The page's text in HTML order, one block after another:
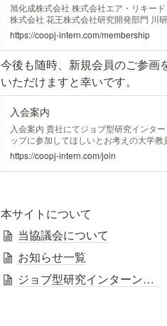
旭化成株式会社 株式会社エア・リキー
株式会社 花王株式会社研究開発部門 川
株式会社QunaSys ＫＨネオケム株式会
Ｘ金属株式会社 塩野義製薬株式会社 株
社人機一体 住友化学株式会社 住友ベー
株式会社 株式会社ダイセル 武田薬品工
ーム開発株式会社 東レ株式会社 トヨタ
作所 富士通株式会社 株式会社ブリヂス
三菱電機株式会社 三菱マテリアル株式
https://coopj-intern.com/membership
今後も随時、新規会員のご参画
いただけますと幸いです。
入会案内
入会案内 貴社にてジョブ型研究インタ
ップに参加してほしいとお考えの大学
力ください。事務局内にて内容を確認し
https://coopj-intern.com/join
本サイトについて
当協議会について
お知らせ一覧
ジョブ型研究インターンシップ